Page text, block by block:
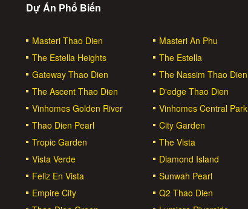
Dự Án Phổ Biến
Masteri Thao Dien
Masteri An Phu
The Estella Heights
The Estella
Gateway Thao Dien
The Nassim Thao Dien
The Ascent Thao Dien
D'edge Thao Dien
Vinhomes Golden River
Vinhomes Central Park
Thao Dien Pearl
City Garden
Tropic Garden
The Vista
Vista Verde
Diamond Island
Feliz En Vista
Sunwah Pearl
Empire City
Q2 Thao Dien